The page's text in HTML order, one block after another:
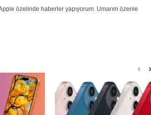
özelinde haberler yapıyorum. Umarım özenle